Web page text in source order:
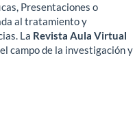
Presentaciones o
al tratamiento y
La Revista Aula Virtual
campo de la investigación y